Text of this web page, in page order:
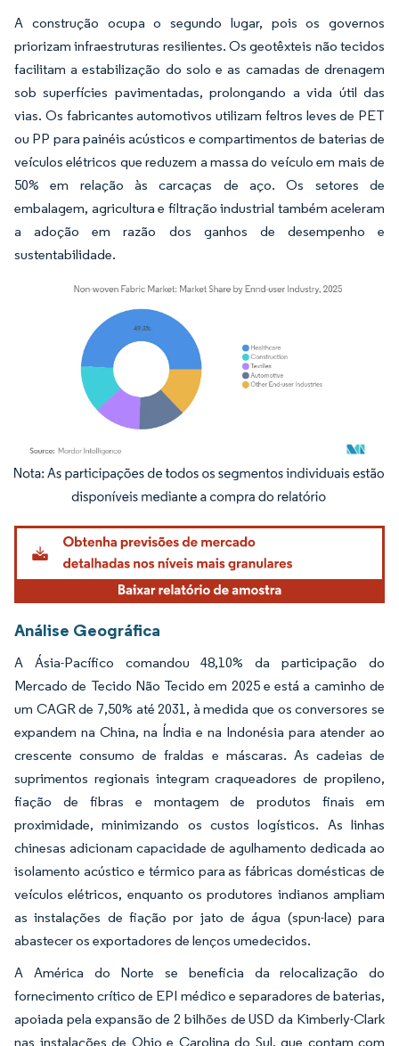
A construção ocupa o segundo lugar, pois os governos
priorizam infraestruturas resilientes. Os geotêxteis não tecidos
facilitam a estabilização do solo e as camadas de drenagem
sob superfícies pavimentadas, prolongando a vida útil das
vias. Os fabricantes automotivos utilizam feltros leves de PET
ou PP para painéis acústicos e compartimentos de baterias de
veículos elétricos que reduzem a massa do veículo em mais de
50% em relação às carcaças de aço. Os setores de
embalagem, agricultura e filtração industrial também aceleram
a adoção em razão dos ganhos de desempenho e
sustentabilidade.
Imagem © Mordor Intelligence. O reuso requer atribuição conforme CC BY 4.0.
Análise Geográfica
A Ásia-Pacífico comandou 48,10% da participação do
Mercado de Tecido Não Tecido em 2025 e está a caminho de
um CAGR de 7,50% até 2031, à medida que os conversores se
expandem na China, na Índia e na Indonésia para atender ao
crescente consumo de fraldas e máscaras. As cadeias de
suprimentos regionais integram craqueadores de propileno,
fiação de fibras e montagem de produtos finais em
proximidade, minimizando os custos logísticos. As linhas
chinesas adicionam capacidade de agulhamento dedicada ao
isolamento acústico e térmico para as fábricas domésticas de
veículos elétricos, enquanto os produtores indianos ampliam
as instalações de fiação por jato de água (spun-lace) para
abastecer os exportadores de lenços umedecidos.
A América do Norte se beneficia da relocalização do
fornecimento crítico de EPI médico e separadores de baterias,
apoiada pela expansão de 2 bilhões de USD da Kimberly-Clark
nas instalações de Ohio e Carolina do Sul, que contam com